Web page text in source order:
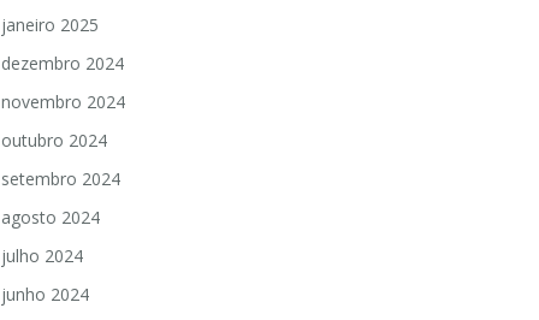
janeiro 2025
dezembro 2024
novembro 2024
outubro 2024
setembro 2024
agosto 2024
julho 2024
junho 2024